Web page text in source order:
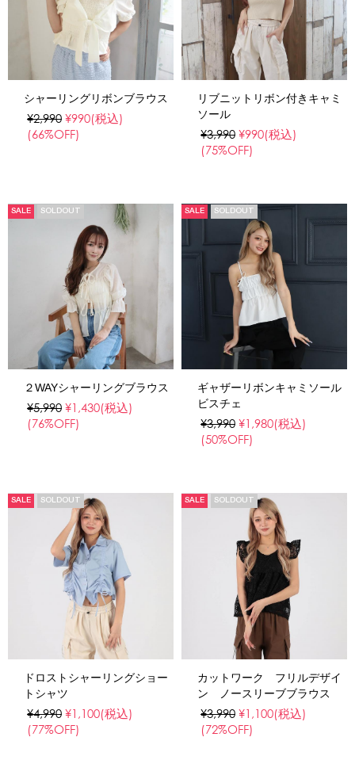
シャーリングリボンブラウス
¥2,990 ¥990(税込)
(66%OFF)
リブニットリボン付きキャミ
ソール
¥3,990 ¥990(税込)
(75%OFF)
SALE SOLDOUT
２WAYシャーリングブラウス
¥5,990 ¥1,430(税込)
(76%OFF)
SALE SOLDOUT
ギャザーリボンキャミソール
ビスチェ
¥3,990 ¥1,980(税込)
(50%OFF)
SALE SOLDOUT
ドロストシャーリングショー
トシャツ
¥4,990 ¥1,100(税込)
(77%OFF)
SALE SOLDOUT
カットワーク フリルデザイ
ン ノースリーブブラウス
¥3,990 ¥1,100(税込)
(72%OFF)